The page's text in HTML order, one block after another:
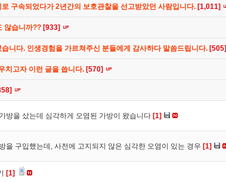
구속되었다가 2년간의 보호관찰을 선고받았던 사람입니다. [1,011]
않습니까?? [933]
니다. 인생경험을 가르쳐주신 분들에게 감사하다 말씀드립니다. [505]
치고자 이런 글을 씁니다. [570]
방을 샀는데 심각하게 오염된 가방이 왔습니다 [1]
을 구입했는데, 사전에 고지되지 않은 심각한 오염이 있는 경우 [1]
[1]